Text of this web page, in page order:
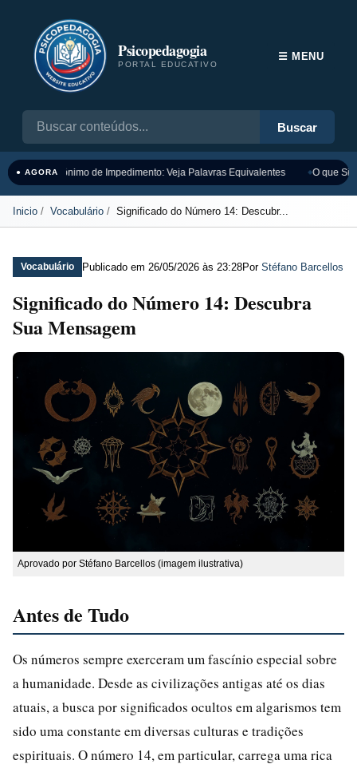
Psicopedagogia
PORTAL EDUCATIVO
Buscar
☰ MENU
● AGORASinônimo de Impedimento: Veja Palavras Equivalentes O que
Inicio Vocabulário Significado do Número 14: Descubr...
Vocabulário Publicado em 26/05/2026 às 23:28Por Stéfano Barcellos
Significado do Número 14: Descubra
Sua Mensagem
Aprovado por Stéfano Barcellos (imagem ilustrativa)
Antes de Tudo
Os números sempre exerceram um fascínio especial sobre
a humanidade. Desde as civilizações antigas até os dias
atuais, a busca por significados ocultos em algarismos tem
sido uma constante em diversas culturas e tradições
espirituais. O número 14, em particular, carrega uma rica